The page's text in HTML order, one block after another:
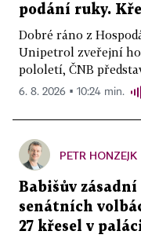
podání ruky.
Dobré ráno z
Unipetrol zveřejní
pololetí, ČNB
6. 8. 2026 ▪ 10:24 min.
PETR HONZEJK
Babišův
senátních
27 křesel v